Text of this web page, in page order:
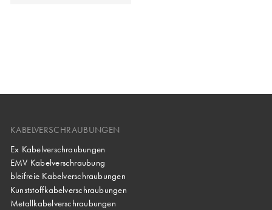
KABELVERSCHRAUBUNGEN
Ex Kabelverschraubungen
EMV Kabelverschraubung
bleifreie Kabelverschraubungen
Kunststoffkabelverschraubungen
Metallkabelverschraubungen